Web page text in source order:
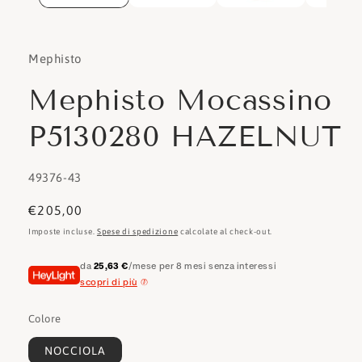
Mephisto
Mephisto Mocassino
P5130280 HAZELNUT
SKU:
49376-43
Prezzo
di
€205,00
Imposte incluse. Spese di spedizione calcolate al check-out.
da 25,63 €/mese per 8 mesi senza interessi
scopri di più
Colore
NOCCIOLA